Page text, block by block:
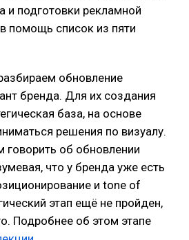
и подготовки рекламной
помощь список из пяти
обновление
бренда. Для их создания
база, на основе
решения по визуалу.
говорить об обновлении
что у бренда уже есть
и tone of
этап ещё не пройден,
Подробнее об этом этапе